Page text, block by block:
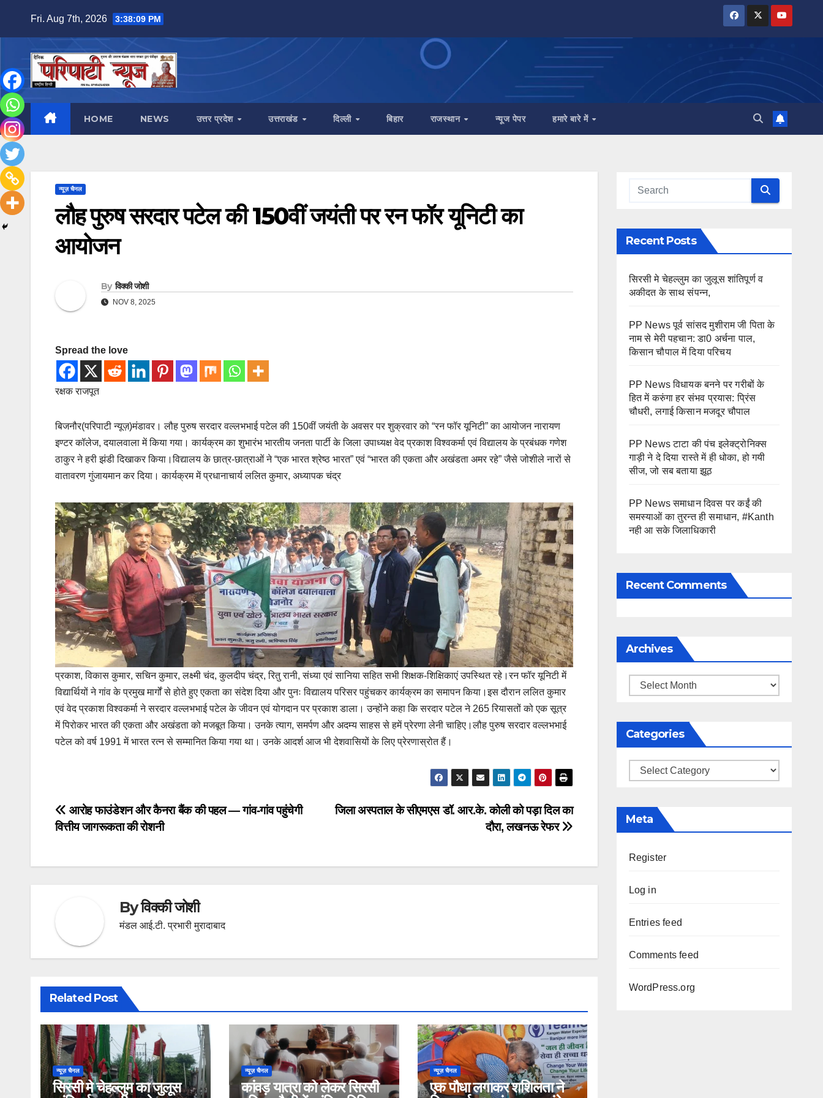
Fri. Aug 7th, 2026 3:38:10 PM
HOME NEWS उत्तर प्रदेश उत्तराखंड दिल्ली बिहार राजस्थान न्यूज पेपर हमारे बारे में
न्यूज़ चैनल
लौह पुरुष सरदार पटेल की 150वीं जयंती पर रन फॉर यूनिटी का
आयोजन
By विक्की जोशी
NOV 8, 2025
Spread the love
रक्षक राजपूत
बिजनौर(परिपाटी न्यूज़)मंडावर। लौह पुरुष सरदार वल्लभभाई पटेल की 150वीं जयंती के अवसर पर शुक्रवार को “रन फॉर यूनिटी” का आयोजन नारायण
इण्टर कॉलेज, दयालवाला में किया गया। कार्यक्रम का शुभारंभ भारतीय जनता पार्टी के जिला उपाध्यक्ष वेद प्रकाश विश्वकर्मा एवं विद्यालय के प्रबंधक गणेश
ठाकुर ने हरी झंडी दिखाकर किया।विद्यालय के छात्र-छात्राओं ने “एक भारत श्रेष्ठ भारत” एवं “भारत की एकता और अखंडता अमर रहे” जैसे जोशीले नारों से
वातावरण गुंजायमान कर दिया। कार्यक्रम में प्रधानाचार्य ललित कुमार, अध्यापक चंद्र
प्रकाश, विकास कुमार, सचिन कुमार, लक्ष्मी चंद, कुलदीप चंद्र, रितु रानी, संध्या एवं सानिया सहित सभी शिक्षक-शिक्षिकाएं उपस्थित रहे।रन फॉर यूनिटी में
विद्यार्थियों ने गांव के प्रमुख मार्गों से होते हुए एकता का संदेश दिया और पुनः विद्यालय परिसर पहुंचकर कार्यक्रम का समापन किया।इस दौरान ललित कुमार
एवं वेद प्रकाश विश्वकर्मा ने सरदार वल्लभभाई पटेल के जीवन एवं योगदान पर प्रकाश डाला। उन्होंने कहा कि सरदार पटेल ने 265 रियासतों को एक सूत्र
में पिरोकर भारत की एकता और अखंडता को मजबूत किया। उनके त्याग, समर्पण और अदम्य साहस से हमें प्रेरणा लेनी चाहिए।लौह पुरुष सरदार वल्लभभाई
पटेल को वर्ष 1991 में भारत रत्न से सम्मानित किया गया था। उनके आदर्श आज भी देशवासियों के लिए प्रेरणास्रोत हैं।
Post
navigation
जिला अस्पताल के सीएमएस डॉ. आर.के. कोली को पड़ा दिल का
दौरा, लखनऊ रेफर
आरोह फाउंडेशन और कैनरा बैंक की पहल — गांव-गांव पहुंचेगी
वित्तीय जागरूकता की रोशनी‎‎
Byविक्की जोशी
मंडल आई.टी. प्रभारी मुरादाबाद
Related Post
न्यूज़ चैनल
सिरसी मे चेहल्लुम का जुलूस
न्यूज़ चैनल
कांवड़ यात्रा को लेकर सिरसी
न्यूज़ चैनल
एक पौधा लगाकर शशिलता ने
Recent Posts
सिरसी मे चेहल्लुम का जुलूस शांतिपूर्ण व
अकीदत के साथ संपन्न,
PP News पूर्व सांसद मुशीराम जी पिता के
नाम से मेरी पहचान: डा0 अर्चना पाल,
किसान चौपाल में दिया परिचय
PP News विधायक बनने पर गरीबों के
हित में करुंगा हर संभव प्रयास: प्रिंस
चौधरी, लगाई किसान मजदूर चौपाल
PP News टाटा की पंच इलेक्ट्रोनिक्स
गाड़ी ने दे दिया रास्ते में ही धोका, हो गयी
सीज, जो सब बताया झूठ
PP News समाधान दिवस पर कईं की
समस्याओं का तुरन्त ही समाधान, #Kanth
नही आ सके जिलाधिकारी
Recent Comments
Archives
Archives
Categories
Categories
Meta
Register
Log in
Entries feed
Comments feed
WordPress.org